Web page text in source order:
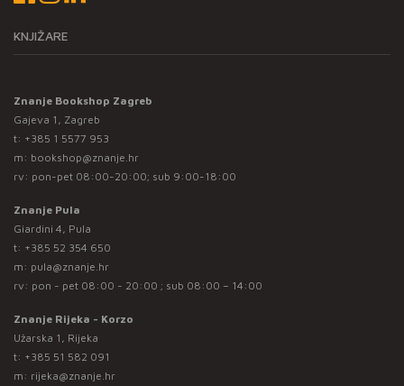
KNJIŽARE
Znanje Bookshop Zagreb
Gajeva 1, Zagreb
t: +385 1 5577 953
m: bookshop@znanje.hr
rv: pon-pet 08:00-20:00; sub 9:00-18:00
Znanje Pula
Giardini 4, Pula
t: +385 52 354 650
m: pula@znanje.hr
rv: pon - pet 08:00 - 20:00 ; sub 08:00 – 14:00
Znanje Rijeka - Korzo
Užarska 1, Rijeka
t: +385 51 582 091
m: rijeka@znanje.hr